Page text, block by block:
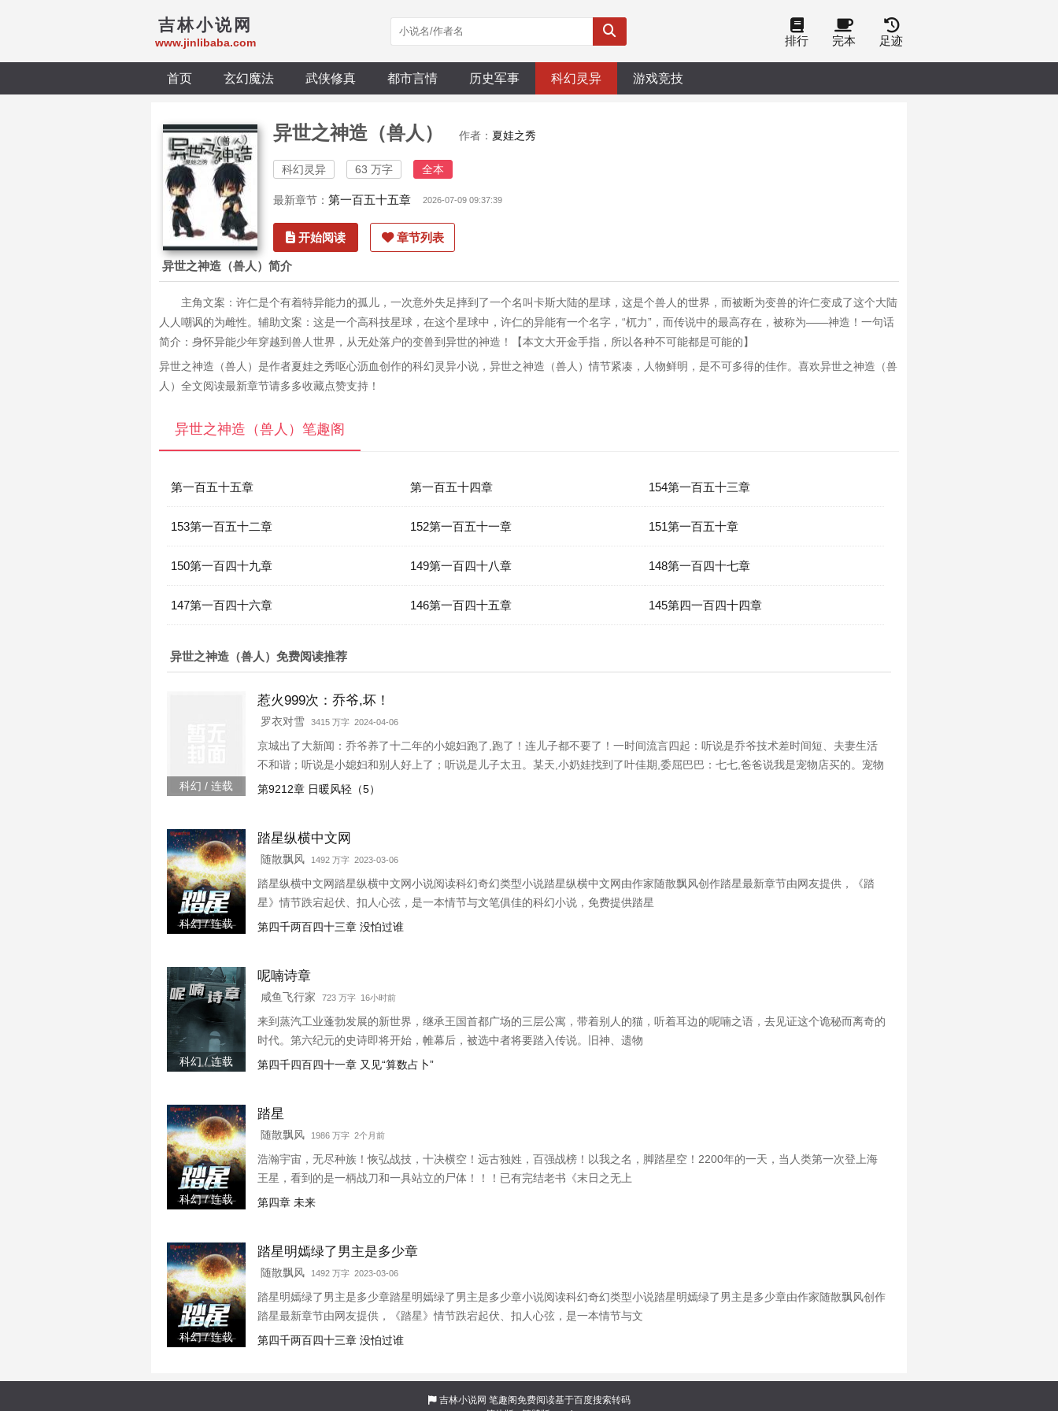
吉林小说网
www.jinlibaba.com 排行 完本 足迹
首页 玄幻魔法 武侠修真 都市言情 历史军事 科幻灵异 游戏竞技
异世之神造（兽人） 作者： 夏娃之秀
科幻灵异 63 万字 全本
最新章节： 第一百五十五章 2026-07-09 09:37:39
开始阅读 章节列表
异世之神造（兽人）简介
主角文案：许仁是个有着特异能力的孤儿，一次意外失足摔到了一个名叫卡斯大陆的星球，这是个兽人的世界，而被断为变兽的许仁变成了这个大陆
人人嘲讽的为雌性。辅助文案：这是一个高科技星球，在这个星球中，许仁的异能有一个名字，“杌力”，而传说中的最高存在，被称为——神造！一句话
简介：身怀异能少年穿越到兽人世界，从无处落户的变兽到异世的神造！【本文大开金手指，所以各种不可能都是可能的】
异世之神造（兽人）是作者夏娃之秀呕心沥血创作的科幻灵异小说，异世之神造（兽人）情节紧凑，人物鲜明，是不可多得的佳作。喜欢异世之神造（兽
人）全文阅读最新章节请多多收藏点赞支持！
异世之神造（兽人）笔趣阁
第一百五十五章 第一百五十四章 154第一百五十三章
153第一百五十二章 152第一百五十一章 151第一百五十章
150第一百四十九章 149第一百四十八章 148第一百四十七章
147第一百四十六章 146第一百四十五章 145第四一百四十四章
异世之神造（兽人）免费阅读推荐
科幻 / 连载
惹火999次：乔爷,坏！
罗衣对雪 3415 万字 2024-04-06
京城出了大新闻：乔爷养了十二年的小媳妇跑了,跑了！连儿子都不要了！一时间流言四起：听说是乔爷技术差时间短、夫妻生活
不和谐；听说是小媳妇和别人好上了；听说是儿子太丑。某天,小奶娃找到了叶佳期,委屈巴巴：七七,爸爸说我是宠物店买的。宠物
店怎么能买到这么漂亮的儿子。叶佳期呵呵笑,明明是……摸奖中的。小奶娃望天：……某禽兽翻身而上：我喜欢天天摸奖。叶佳
第9212章 日暖风轻（5）
科幻 / 连载
踏星纵横中文网
随散飘风 1492 万字 2023-03-06
踏星纵横中文网踏星纵横中文网小说阅读科幻奇幻类型小说踏星纵横中文网由作家随散飘风创作踏星最新章节由网友提供，《踏
星》情节跌宕起伏、扣人心弦，是一本情节与文笔俱佳的科幻小说，免费提供踏星
第四千两百四十三章 没怕过谁
科幻 / 连载
呢喃诗章
咸鱼飞行家 723 万字 16小时前
来到蒸汽工业蓬勃发展的新世界，继承王国首都广场的三层公寓，带着别人的猫，听着耳边的呢喃之语，去见证这个诡秘而离奇的
时代。第六纪元的史诗即将开始，帷幕后，被选中者将要踏入传说。旧神、遗物
第四千四百四十一章 又见“算数占卜”
科幻 / 连载
踏星
随散飘风 1986 万字 2个月前
浩瀚宇宙，无尽种族！恢弘战技，十决横空！远古独姓，百强战榜！以我之名，脚踏星空！2200年的一天，当人类第一次登上海
王星，看到的是一柄战刀和一具站立的尸体！！！已有完结老书《末日之无上
第四章 未来
科幻 / 连载
踏星明嫣绿了男主是多少章
随散飘风 1492 万字 2023-03-06
踏星明嫣绿了男主是多少章踏星明嫣绿了男主是多少章小说阅读科幻奇幻类型小说踏星明嫣绿了男主是多少章由作家随散飘风创作
踏星最新章节由网友提供，《踏星》情节跌宕起伏、扣人心弦，是一本情节与文
第四千两百四十三章 没怕过谁
吉林小说网 笔趣阁免费阅读基于百度搜索转码